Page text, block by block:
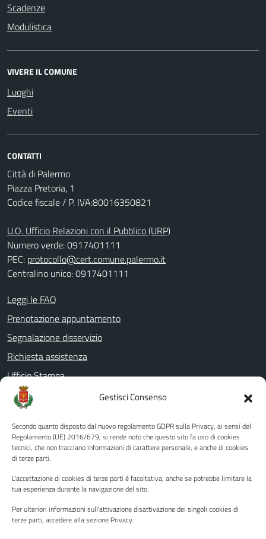
Gestisci Consenso
Secondo quanto disposto dal nuovo regolamento GDPR sulla Privacy, ai sensi del
Regolamento (UE) 2016/679, si rende noto che questo sito fa uso di cookies
tecnici, che non tracciano informazioni di carattere personale, e anche di cookies
di terze parti.
L'accettazione di cookies di terze parti è facoltativa, anche se potrebbe limitare la
tua esperienza durante la navigazione del sito.
Per ulteriori informazioni sull'attivazione disattivazione dei singoli cookies di
terze parti, accedere alla sezione Privacy.
Scadenze
Modulistica
VIVERE IL COMUNE
Luoghi
Eventi
CONTATTI
Città di Palermo
Piazza Pretoria, 1
Codice fiscale / P. IVA:80016350821
U.O. Ufficio Relazioni con il Pubblico (URP)
Numero verde: 0917401111
PEC: protocollo@cert.comune.palermo.it
Centralino unico: 0917401111
Leggi le FAQ
Prenotazione appuntamento
Segnalazione disservizio
Richiesta assistenza
Ufficio Stampa
Amministrazione Trasparente
Albo pretorio
Informativa privacy
Note legali
Piano di miglioramento del sito